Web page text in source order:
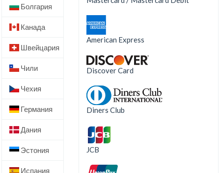
Болгария
Канада
Швейцария
Чили
Чехия
Германия
Дания
Эстония
Испания
American Express
Discover Card
Diners Club
JCB